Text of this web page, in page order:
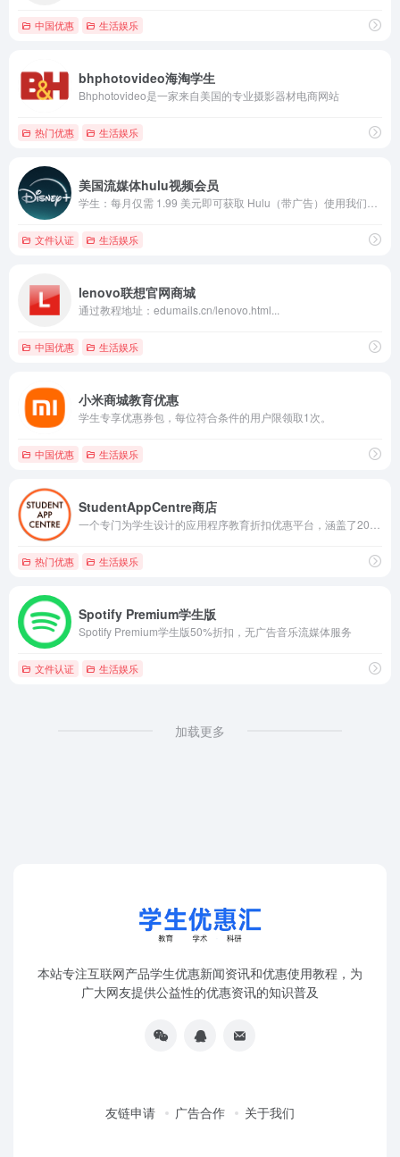
中国优惠 生活娱乐
bhphotovideo海淘学生
Bhphotovideo是一家来自美国的专业摄影器材电商网站
热门优惠 生活娱乐
美国流媒体hulu视频会员
文件认证 生活娱乐
lenovo联想官网商城
通过教程地址：edumails.cn/lenovo.html...
中国优惠 生活娱乐
小米商城教育优惠
学生专享优惠券包，每位符合条件的用户限领取1次。
中国优惠 生活娱乐
StudentAppCentre商店
热门优惠 生活娱乐
Spotify Premium学生版
Spotify Premium学生版50%折扣，无广告音乐流媒体服务
文件认证 生活娱乐
加载更多
本站专注互联网产品学生优惠新闻资讯和优惠使用教程，为
广大网友提供公益性的优惠资讯的知识普及
友链申请 广告合作 关于我们